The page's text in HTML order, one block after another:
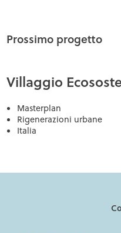
Prossimo progetto
Villaggio
Masterplan
Rigenerazioni urbane
Italia